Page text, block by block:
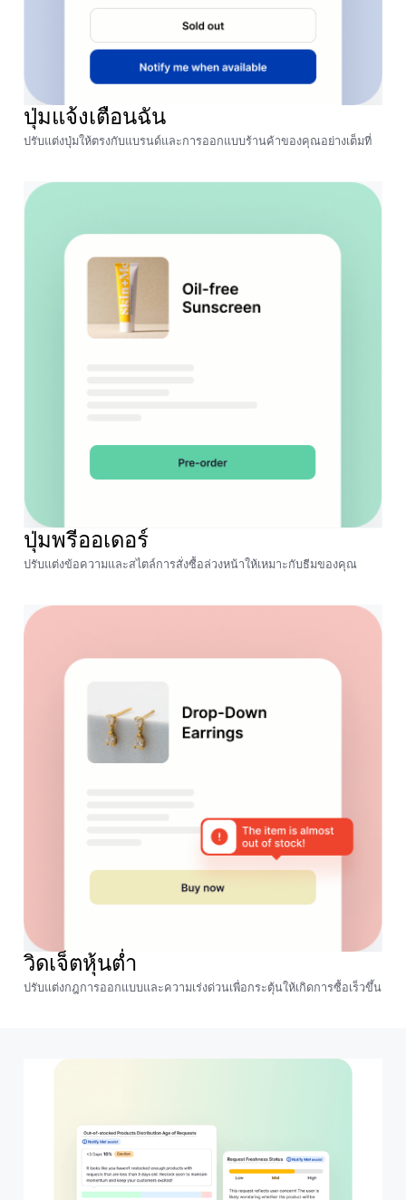
ปุ่มแจ้งเตือนฉัน
ปรับแต่งปุ่มให้ตรงกับแบรนด์และการออกแบบร้านค้าของคุณอย่างเต็มที่
ปุ่มพรีออเดอร์
ปรับแต่งข้อความและสไตล์การสั่งซื้อล่วงหน้าให้เหมาะกับธีมของคุณ
วิดเจ็ตหุ้นต่ำ
ปรับแต่งกฎการออกแบบและความเร่งด่วนเพื่อกระตุ้นให้เกิดการซื้อเร็วขึ้น